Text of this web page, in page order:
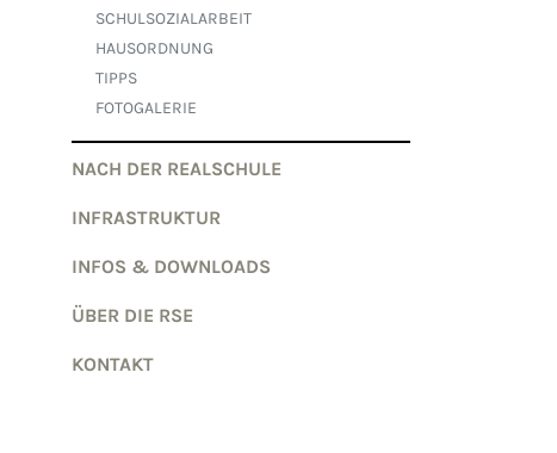
SCHULSOZIALARBEIT
HAUSORDNUNG
TIPPS
FOTOGALERIE
NACH DER REALSCHULE
INFRASTRUKTUR
INFOS & DOWNLOADS
ÜBER DIE RSE
KONTAKT